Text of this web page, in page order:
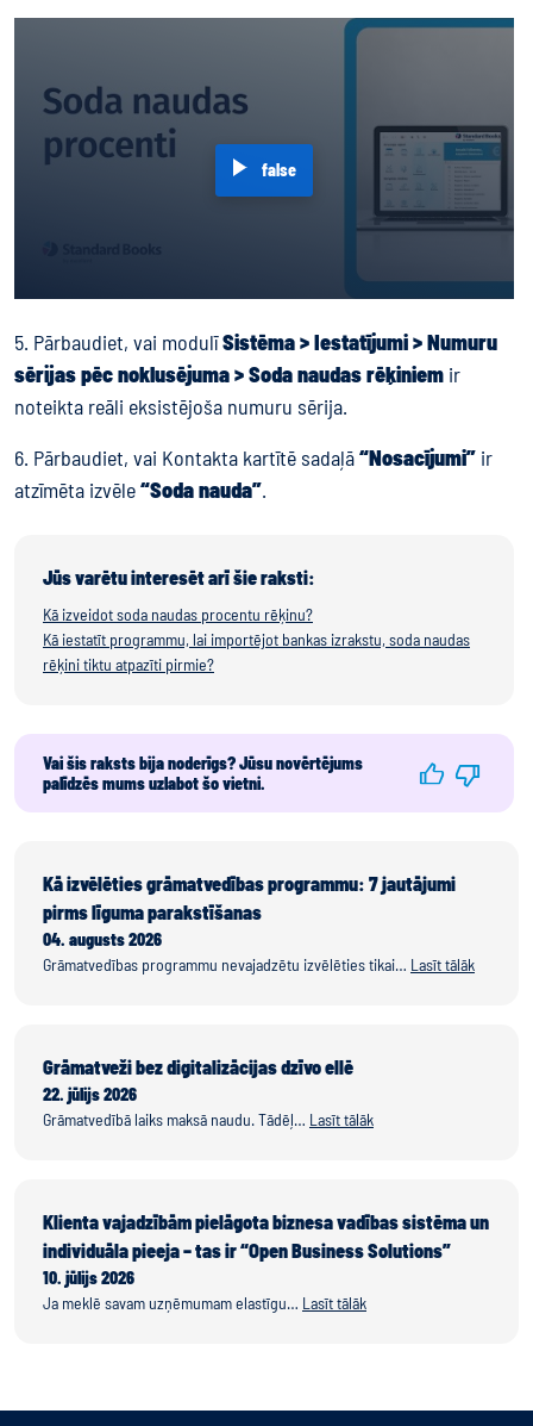
false
5. Pārbaudiet, vai modulīSistēma > Iestatījumi > Numuru
sērijas pēc noklusējuma > Soda naudas rēķiniem ir
noteikta reāli eksistējoša numuru sērija.
6. Pārbaudiet, vai Kontakta kartītē sadaļā“Nosacījumi” ir
atzīmēta izvēle“Soda nauda”.
Jūs varētu interesēt arī šie raksti:
Kā izveidot soda naudas procentu rēķinu?
Kā iestatīt programmu, lai importējot bankas izrakstu, soda naudas
rēķini tiktu atpazīti pirmie?
Vai šis raksts bija noderīgs? Jūsu novērtējums
palīdzēs mums uzlabot šo vietni.
Kā izvēlēties grāmatvedības programmu: 7 jautājumi
pirms līguma parakstīšanas
04. augusts 2026
Grāmatvedības programmu nevajadzētu izvēlēties tikai… Lasīt tālāk
Grāmatveži bez digitalizācijas dzīvo ellē
22. jūlijs 2026
Grāmatvedībā laiks maksā naudu. Tādēļ… Lasīt tālāk
Klienta vajadzībām pielāgota biznesa vadības sistēma un
individuāla pieeja – tas ir “Open Business Solutions”
10. jūlijs 2026
Ja meklē savam uzņēmumam elastīgu… Lasīt tālāk